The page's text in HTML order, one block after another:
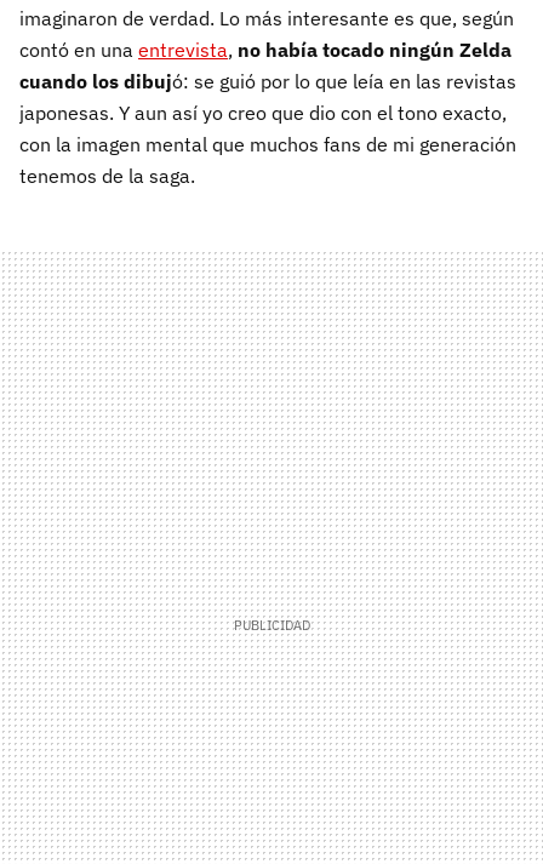
imaginaron de verdad. Lo más interesante es que, según
contó en una entrevista, no había tocado ningún Zelda
cuando los dibujó: se guió por lo que leía en las revistas
japonesas. Y aun así yo creo que dio con el tono exacto,
con la imagen mental que muchos fans de mi generación
tenemos de la saga.